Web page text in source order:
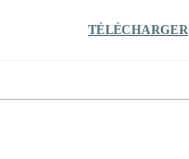
TÉLÉCHARGER